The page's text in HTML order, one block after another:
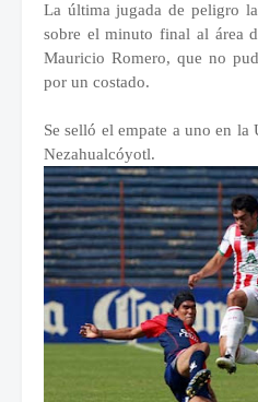
La última jugada de peligro
sobre el minuto final al área
Mauricio Romero, que no
por un costado.
Se selló el empate a uno en
Nezahualcóyotl.